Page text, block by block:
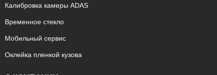
Калибровка камеры ADAS
Временное стекло
Мобильный сервис
Оклейка пленкой кузова